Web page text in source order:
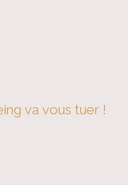
va vous tuer !